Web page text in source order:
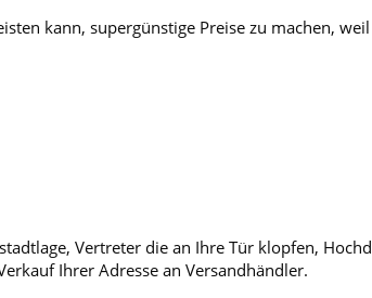
kann, supergünstige Preise zu machen,
Vertreter die an Ihre Tür klopfen,
Ihrer Adresse an Versandhändler.